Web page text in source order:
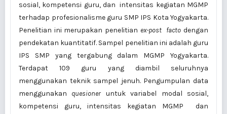
sosial, kompetensi guru, dan intensitas kegiatan MGMP
terhadap profesionalisme guru SMP IPS Kota Yogyakarta.
Penelitian ini merupakan penelitian ex-post facto dengan
pendekatan kuantitatif. Sampel penelitian ini adalah guru
IPS SMP yang tergabung dalam MGMP Yogyakarta.
Terdapat 109 guru yang diambil seluruhnya
menggunakan teknik sampel jenuh. Pengumpulan data
menggunakan quesioneruntuk variabel modal sosial,
kompetensi guru, intensitas kegiatan MGMP dan